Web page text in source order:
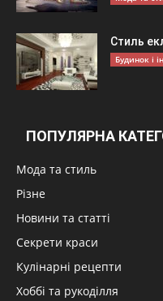
Стиль
Будинок і
ПОПУЛЯРНА
Мода та стиль
Різне
Новини та статті
Секрети краси
Кулінарні рецепти
Хоббі та рукоділля